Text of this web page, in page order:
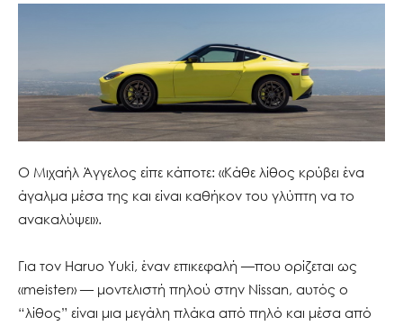
Ο Μιχαήλ Άγγελος είπε κάποτε: «Κάθε λίθος κρύβει ένα
άγαλμα μέσα της και είναι καθήκον του γλύπτη να το
ανακαλύψει».
Για τον Haruo Yuki, έναν επικεφαλή —που ορίζεται ως
«meister» — μοντελιστή πηλού στην Nissan, αυτός ο
“λίθος” είναι μια μεγάλη πλάκα από πηλό και μέσα από